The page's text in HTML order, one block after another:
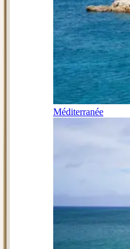
Méditerranée